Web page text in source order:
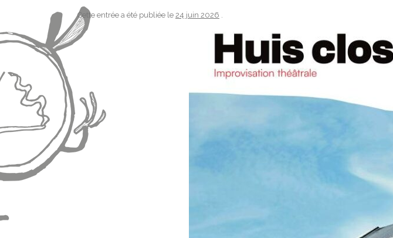
Cette entrée a été publiée le 24 juin 2026 .